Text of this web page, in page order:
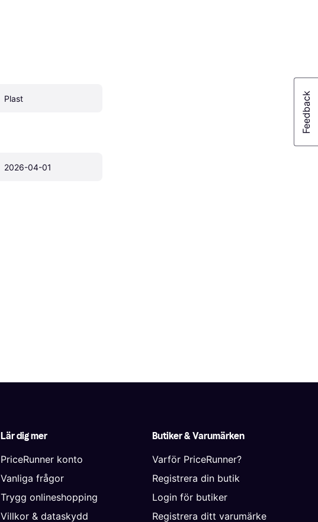
Plast
2026-04-01
Lär dig mer
PriceRunner konto
Vanliga frågor
Trygg onlineshopping
Villkor & dataskydd
Butiker & Varumärken
Varför PriceRunner?
Registrera din butik
Login för butiker
Registrera ditt varumärke